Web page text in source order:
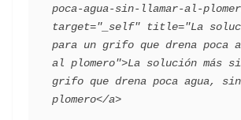
poca-agua-sin-llamar-al-
target="_self" title="La
para un grifo que drena poca
al plomero">La solución más
grifo que drena poca agua,
plomero</a>